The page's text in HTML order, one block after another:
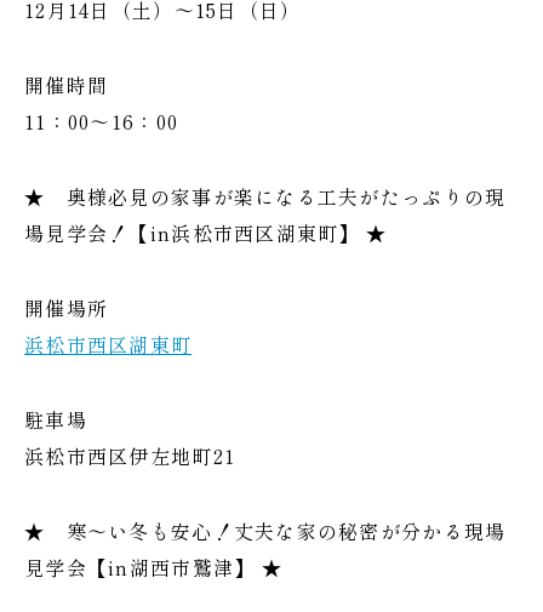
12月14日（土）～15日（日）
開催時間
11：00～16：00
★ 奥様必見の家事が楽になる工夫がたっぷりの現
場見学会！【in浜松市西区湖東町】 ★
開催場所
浜松市西区湖東町
駐車場
浜松市西区伊左地町21
★ 寒～い冬も安心！丈夫な家の秘密が分かる現場
見学会【in湖西市鷲津】 ★